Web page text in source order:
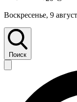
Воскресенье, 9
Поиск